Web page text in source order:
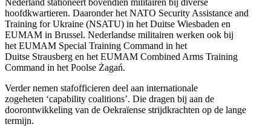
Nederland stationeert bovendien militairen bij diverse
hoofdkwartieren. Daaronder het NATO Security Assistance and
Training for Ukraine (NSATU) in het Duitse Wiesbaden en
EUMAM in Brussel. Nederlandse militairen werken ook bij
het EUMAM Special Training Command in het
Duitse Strausberg en het EUMAM Combined Arms Training
Command in het Poolse Żagań.
Verder nemen stafofficieren deel aan internationale
zogeheten ‘capability coalitions’. Die dragen bij aan de
doorontwikkeling van de Oekraïense strijdkrachten op de lange
termijn.